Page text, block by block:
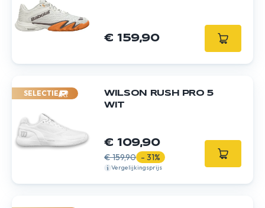
€ 159,90
SELECTIE
WILSON RUSH PRO 5
WIT
€ 109,90
€ 159,90 - 31%
Vergelijkingsprijs